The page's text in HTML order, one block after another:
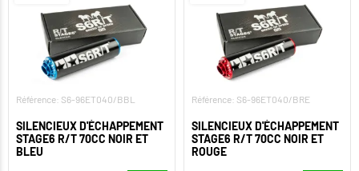
Référence: S6-96ET040/BBL
SILENCIEUX D'ÉCHAPPEMENT
STAGE6 R/T 70CC NOIR ET
BLEU
Référence: S6-96ET040/BRE
SILENCIEUX D'ÉCHAPPEMENT
STAGE6 R/T 70CC NOIR ET
ROUGE